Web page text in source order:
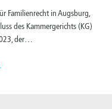
Familienrecht in Augsburg,
des Kammergerichts (KG)
der…